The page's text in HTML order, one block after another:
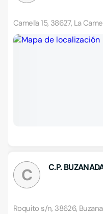
Camella 15, 38627, La
C C.P.
Roquito s/n, 38626,